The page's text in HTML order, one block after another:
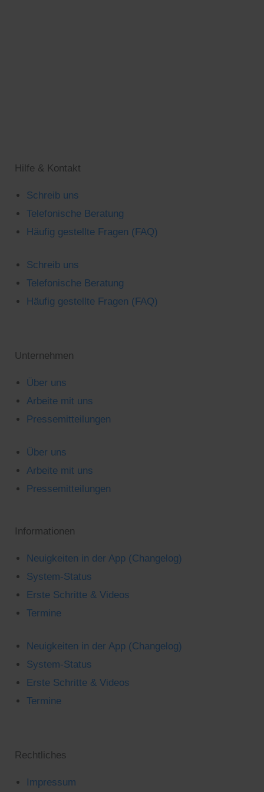
Hilfe & Kontakt
Schreib uns
Telefonische Beratung
Häufig gestellte Fragen (FAQ)
Schreib uns
Telefonische Beratung
Häufig gestellte Fragen (FAQ)
Unternehmen
Über uns
Arbeite mit uns
Pressemitteilungen
Über uns
Arbeite mit uns
Pressemitteilungen
Informationen
Neuigkeiten in der App (Changelog)
System-Status
Erste Schritte & Videos
Termine
Neuigkeiten in der App (Changelog)
System-Status
Erste Schritte & Videos
Termine
Rechtliches
Impressum